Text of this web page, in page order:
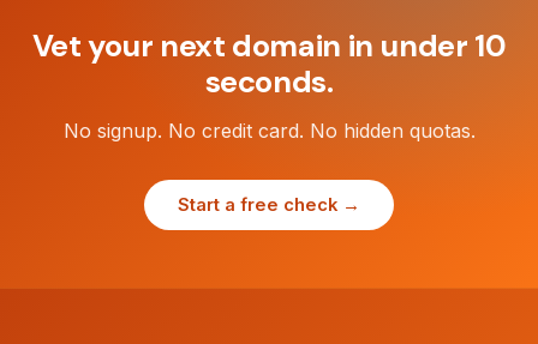
Vet your next domain in under 10
seconds.
No signup. No credit card. No hidden quotas.
Start a free check →